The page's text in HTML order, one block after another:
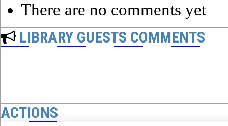
There are no comments yet
LIBRARY GUESTS COMMENTS
ACTIONS